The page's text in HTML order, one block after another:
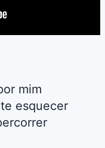
mim
esquecer